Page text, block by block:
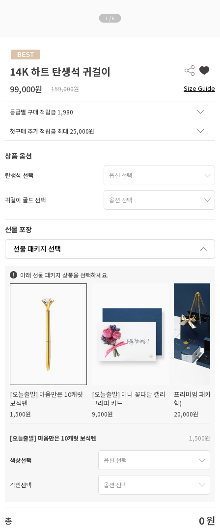
1 /6
14K 하트 탄생석 귀걸이
99,000원 159,000원 Size Guide
등급별 구매 적립금 1,980
첫구매 추가 적립금 최대 25,000원
상품 옵션
탄생석 선택
귀걸이 골드 선택
선물 포장
선물 패키지 선택
아래 선물 패키지 상품을 선택하세요.
[오늘출발] 마음만은 10캐럿
보석펜
1,500원
[오늘출발] 미니 꽃다발 캘리
그라피 카드
9,000원
프리미엄 패키지
함)
20,000원
[오늘출발] 마음만은 10캐럿 보석펜 1,500원
색상선택
각인선택
총 0원